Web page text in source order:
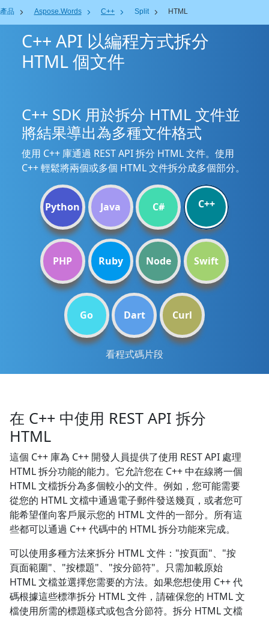
產品 Aspose.Words C++ Split HTML
C++ API 以編程方式拆分
HTML 個文件
C++ SDK 用於拆分 HTML 文件並
將結果導出為多種文件格式
使用 C++ 庫通過 REST API 拆分 HTML 文件。使用
C++ 輕鬆將兩個或多個 HTML 文件拆分成多個部分。
Python Java C# C++
PHP Ruby Node Swift
Go Dart Curl
看程式碼片段
在 C++ 中使用 REST API 拆分
HTML
這個 C++ 庫為 C++ 開發人員提供了使用 REST API 處理
HTML 拆分功能的能力。它允許您在 C++ 中在線將一個
HTML 文檔拆分為多個較小的文件。例如，您可能需要
從您的 HTML 文檔中通過電子郵件發送幾頁，或者您可
能希望僅向客戶展示您的 HTML 文件的一部分。所有這
些都可以通過 C++ 代碼中的 HTML 拆分功能來完成。
可以使用多種方法來拆分 HTML 文件："按頁面"、"按
頁面範圍"、"按標題"、"按分節符"。只需加載原始
HTML 文檔並選擇您需要的方法。如果您想使用 C++ 代
碼根據這些標準拆分 HTML 文件，請確保您的 HTML 文
檔使用所需的標題樣式或包含分節符。拆分 HTML 文檔